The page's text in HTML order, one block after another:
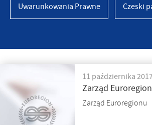
Uwarunkowania Prawne Czeski
11 października
Zarząd
Zarząd Euroregionu